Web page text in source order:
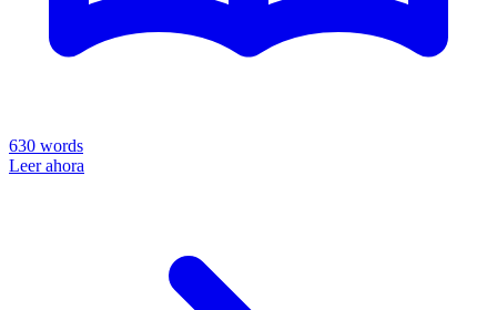
630 words
Leer ahora